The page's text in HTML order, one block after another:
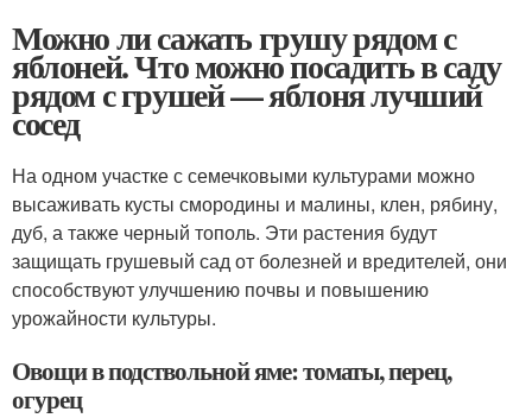
Можно ли сажать грушу рядом с
яблоней. Что можно посадить в саду
рядом с грушей — яблоня лучший
сосед
На одном участке с семечковыми культурами можно
высаживать кусты смородины и малины, клен, рябину,
дуб, а также черный тополь. Эти растения будут
защищать грушевый сад от болезней и вредителей, они
способствуют улучшению почвы и повышению
урожайности культуры.
Овощи в подствольной яме: томаты, перец,
огурец